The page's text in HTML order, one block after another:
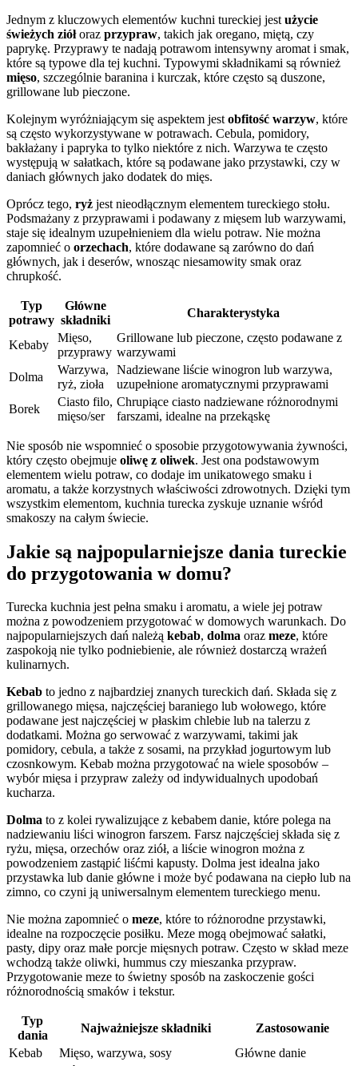
Jednym z kluczowych elementów kuchni tureckiej jest użycie
świeżych ziółoraz przypraw, takich jak oregano, miętą, czy
paprykę. Przyprawy te nadają potrawom intensywny aromat i smak,
które są typowe dla tej kuchni. Typowymi składnikami są również
mięso, szczególnie baranina i kurczak, które często są duszone,
grillowane lub pieczone.
Kolejnym wyróżniającym się aspektem jest obfitość warzyw, które
są często wykorzystywane w potrawach. Cebula, pomidory,
bakłażany i papryka to tylko niektóre z nich. Warzywa te często
występują w sałatkach, które są podawane jako przystawki, czy w
daniach głównych jako dodatek do mięs.
Oprócz tego, ryż jest nieodłącznym elementem tureckiego stołu.
Podsmażany z przyprawami i podawany z mięsem lub warzywami,
staje się idealnym uzupełnieniem dla wielu potraw. Nie można
zapomnieć o orzechach, które dodawane są zarówno do dań
głównych, jak i deserów, wnosząc niesamowity smak oraz
chrupkość.
Typ
potrawy
Główne
składniki
Charakterystyka
Kebaby
Mięso,
przyprawy
Grillowane lub pieczone, często podawane z
warzywami
Dolma
Warzywa,
ryż, zioła
Nadziewane liście winogron lub warzywa,
uzupełnione aromatycznymi przyprawami
Borek
Ciasto filo,
mięso/ser
Chrupiące ciasto nadziewane różnorodnymi
farszami, idealne na przekąskę
Nie sposób nie wspomnieć o sposobie przygotowywania żywności,
który często obejmuje oliwę z oliwek. Jest ona podstawowym
elementem wielu potraw, co dodaje im unikatowego smaku i
aromatu, a także korzystnych właściwości zdrowotnych. Dzięki tym
wszystkim elementom, kuchnia turecka zyskuje uznanie wśród
smakoszy na całym świecie.
Jakie są najpopularniejsze dania tureckie
do przygotowania w domu?
Turecka kuchnia jest pełna smaku i aromatu, a wiele jej potraw
można z powodzeniem przygotować w domowych warunkach. Do
najpopularniejszych dań należą kebab, dolma oraz meze, które
zaspokoją nie tylko podniebienie, ale również dostarczą wrażeń
kulinarnych.
Kebab to jedno z najbardziej znanych tureckich dań. Składa się z
grillowanego mięsa, najczęściej baraniego lub wołowego, które
podawane jest najczęściej w płaskim chlebie lub na talerzu z
dodatkami. Można go serwować z warzywami, takimi jak
pomidory, cebula, a także z sosami, na przykład jogurtowym lub
czosnkowym. Kebab można przygotować na wiele sposobów –
wybór mięsa i przypraw zależy od indywidualnych upodobań
kucharza.
Dolma to z kolei rywalizujące z kebabem danie, które polega na
nadziewaniu liści winogron farszem. Farsz najczęściej składa się z
ryżu, mięsa, orzechów oraz ziół, a liście winogron można z
powodzeniem zastąpić liśćmi kapusty. Dolma jest idealna jako
przystawka lub danie główne i może być podawana na ciepło lub na
zimno, co czyni ją uniwersalnym elementem tureckiego menu.
Nie można zapomnieć o meze, które to różnorodne przystawki,
idealne na rozpoczęcie posiłku. Meze mogą obejmować sałatki,
pasty, dipy oraz małe porcje mięsnych potraw. Często w skład meze
wchodzą także oliwki, hummus czy mieszanka przypraw.
Przygotowanie meze to świetny sposób na zaskoczenie gości
różnorodnością smaków i tekstur.
Typ
dania
Najważniejsze składniki
Zastosowanie
Kebab
Mięso, warzywa, sosy
Główne danie